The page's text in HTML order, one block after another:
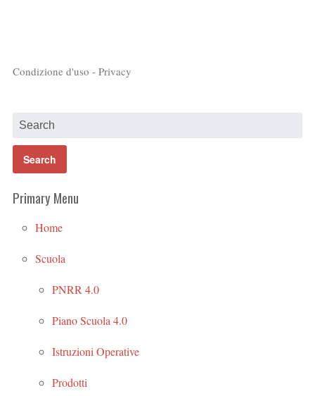
Condizione d'uso - Privacy
Primary Menu
Home
Scuola
PNRR 4.0
Piano Scuola 4.0
Istruzioni Operative
Prodotti